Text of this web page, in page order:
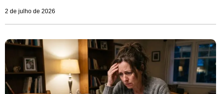
2 de julho de 2026